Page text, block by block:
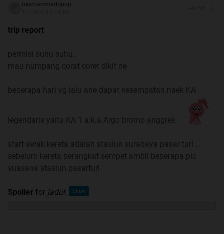
pengalaman2 pribadi sebagai Railfans & Pengguna setia
Spoilerfor Kumpulan index jadwal & trip report agan
"dokumen":
mochammadopop
trip report
permisi suhu suhu..
mau numpang corat coret dikit ne
beberapa hari yg lalu ane dapat kesempatan naek KA
legendaris yaitu KA 1 a.k.a Argo bromo anggrek
start awak kereta adalah stasiun surabaya pasar turi ..
sebelum kereta berangkat sempet ambil beberapa pic
suasana stasiun pasarturi
Spoiler for jadul: